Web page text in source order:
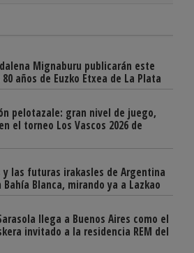
Mignaburu publicarán este
años de Euzko Etxea de La Plata
pelotazale: gran nivel de juego,
el torneo Los Vascos 2026 de
y las futuras irakasles de Argentina
Blanca, mirando ya a Lazkao
llega a Buenos Aires como el
invitado a la residencia REM del